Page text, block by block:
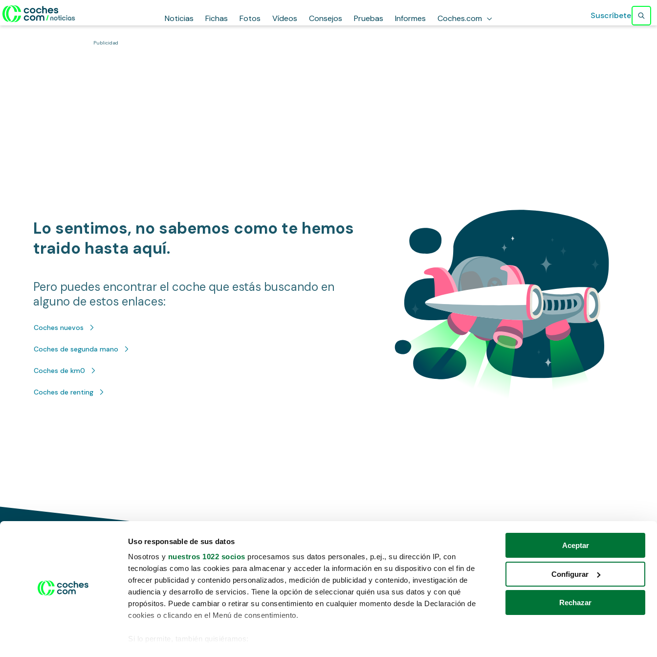
Uso responsable de sus datos
Nosotros y nuestros 1022 socios procesamos sus datos personales, p.ej., su dirección IP, con
tecnologías como las cookies para almacenar y acceder la información en su dispositivo con el fin de
ofrecer publicidad y contenido personalizados, medición de publicidad y contenido, investigación de
audiencia y desarrollo de servicios. Tiene la opción de seleccionar quién usa sus datos y con qué
propósitos. Puede cambiar o retirar su consentimiento en cualquier momento desde la Declaración de
cookies o clicando en el Menú de consentimiento.
Si lo permite, también quisiéramos:
Aceptar
Configurar
Rechazar
Noticias Fichas Fotos Vídeos Consejos Pruebas Informes Coches.com Suscríbete
Publicidad
Lo sentimos, no sabemos como te hemos
traido hasta aquí.
Pero puedes encontrar el coche que estás buscando en
alguno de estos enlaces:
Coches nuevos
Coches de segunda mano
Coches de km0
Coches de renting
Conduce tu futuro,
desata tu movilidad